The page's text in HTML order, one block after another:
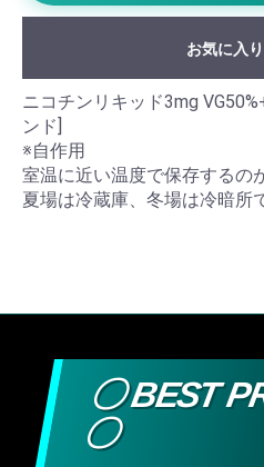
お気に入
ニコチンリキッド3mg
ンド]
※自作用
室温に近い温度で保存するの
夏場は冷蔵庫、冬場は冷暗所
〇 BEST
〇